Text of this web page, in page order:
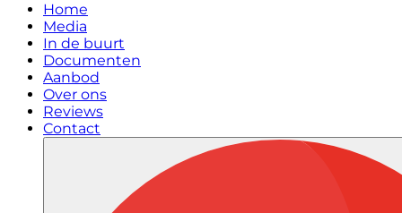
Home
Media
In de buurt
Documenten
Aanbod
Over ons
Reviews
Contact